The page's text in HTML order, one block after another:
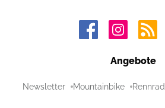
Angebote
Newsletter Mountainbike Rennrad